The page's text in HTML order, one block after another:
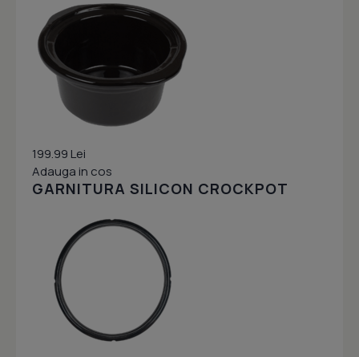
199.99 Lei
Adauga in cos
GARNITURA SILICON CROCKPOT